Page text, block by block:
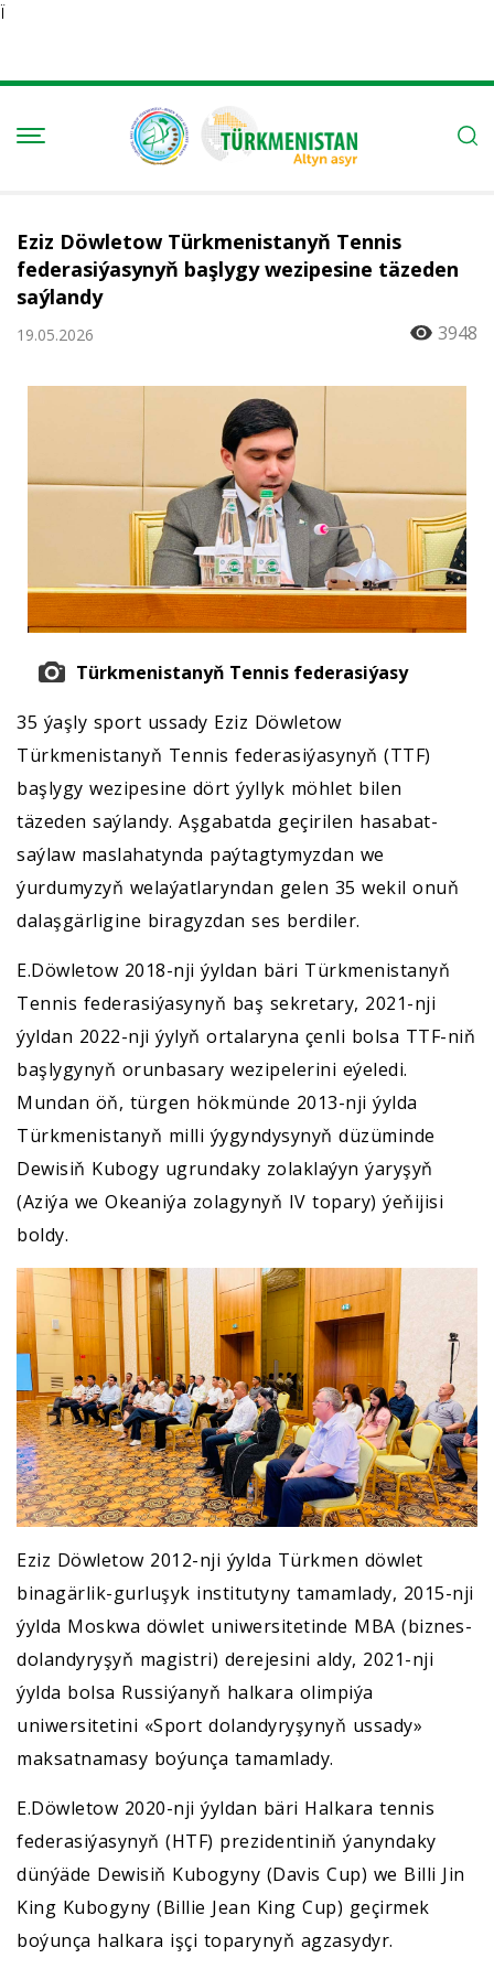
Ï
Eziz Döwletow Türkmenistanyň Tennis
federasiýasynyň başlygy wezipesine täzeden
saýlandy
19.05.2026 3948
Türkmenistanyň Tennis federasiýasy
35 ýaşly sport ussady Eziz Döwletow
Türkmenistanyň Tennis federasiýasynyň (TTF)
başlygy wezipesine dört ýyllyk möhlet bilen
täzeden saýlandy. Aşgabatda geçirilen hasabat-
saýlaw maslahatynda paýtagtymyzdan we
ýurdumyzyň welaýatlaryndan gelen 35 wekil onuň
dalaşgärligine biragyzdan ses berdiler.
E.Döwletow 2018-nji ýyldan bäri Türkmenistanyň
Tennis federasiýasynyň baş sekretary, 2021-nji
ýyldan 2022-nji ýylyň ortalaryna çenli bolsa TTF-niň
başlygynyň orunbasary wezipelerini eýeledi.
Mundan öň, türgen hökmünde 2013-nji ýylda
Türkmenistanyň milli ýygyndysynyň düzüminde
Dewisiň Kubogy ugrundaky zolaklaýyn ýaryşyň
(Aziýa we Okeaniýa zolagynyň IV topary) ýeňijisi
boldy.
Eziz Döwletow 2012-nji ýylda Türkmen döwlet
binagärlik-gurluşyk institutyny tamamlady, 2015-nji
ýylda Moskwa döwlet uniwersitetinde MBA (biznes-
dolandyryşyň magistri) derejesini aldy, 2021-nji
ýylda bolsa Russiýanyň halkara olimpiýa
uniwersitetini «Sport dolandyryşynyň ussady»
maksatnamasy boýunça tamamlady.
E.Döwletow 2020-nji ýyldan bäri Halkara tennis
federasiýasynyň (HTF) prezidentiniň ýanyndaky
dünýäde Dewisiň Kubogyny (Davis Cup) we Billi Jin
King Kubogyny (Billie Jean King Cup) geçirmek
boýunça halkara işçi toparynyň agzasydyr.